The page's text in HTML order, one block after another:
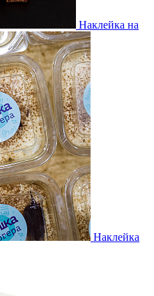
Наклейка на
Наклейка